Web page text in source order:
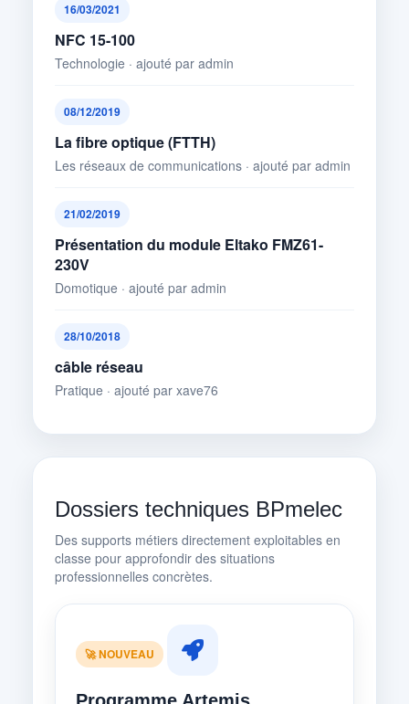
16/03/2021
NFC 15-100
Technologie · ajouté par admin
08/12/2019
La fibre optique (FTTH)
Les réseaux de communications · ajouté par admin
21/02/2019
Présentation du module Eltako FMZ61-
230V
Domotique · ajouté par admin
28/10/2018
câble réseau
Pratique · ajouté par xave76
Dossiers techniques BPmelec
Des supports métiers directement exploitables en
classe pour approfondir des situations
professionnelles concrètes.
🚀 NOUVEAU